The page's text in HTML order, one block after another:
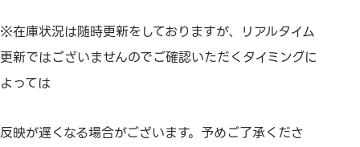
※在庫状況は随時更新をしておりますが、リアルタイム
更新ではございませんのでご確認いただくタイミングに
よっては
反映が遅くなる場合がございます。予めご了承くださ